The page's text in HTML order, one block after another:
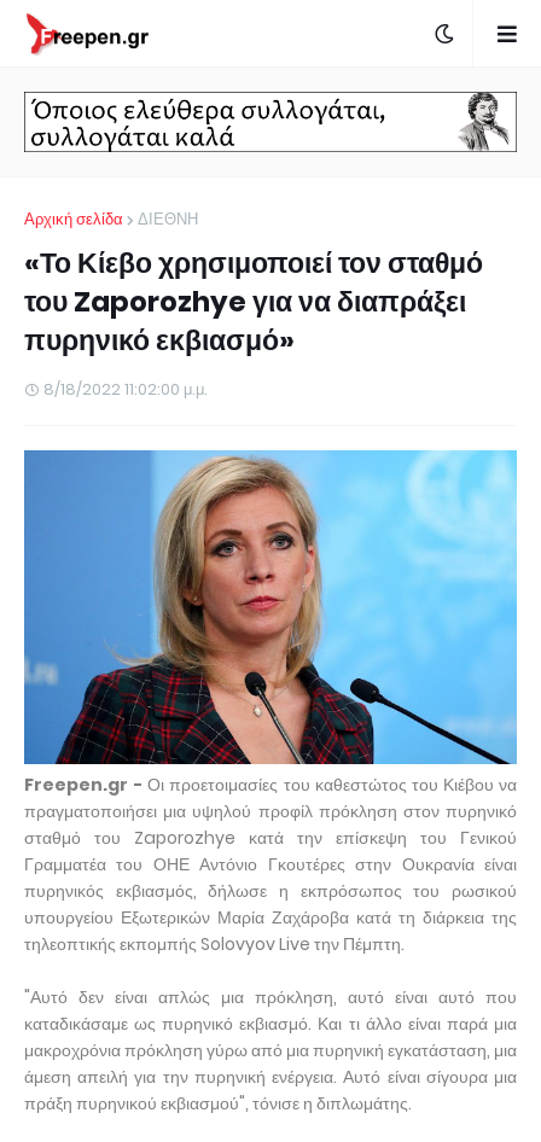
Αρχική σελίδα ΔΙΕΘΝΗ
«Το Κίεβο χρησιμοποιεί τον σταθμό
του Zaporozhye για να διαπράξει
πυρηνικό εκβιασμό»
8/18/2022 11:02:00 μ.μ.
Freepen.gr -Οι προετοιμασίες του καθεστώτος του Κιέβου να
πραγματοποιήσει μια υψηλού προφίλ πρόκληση στον πυρηνικό
σταθμό του Zaporozhye κατά την επίσκεψη του Γενικού
Γραμματέα του ΟΗΕ Αντόνιο Γκουτέρες στην Ουκρανία είναι
πυρηνικός εκβιασμός, δήλωσε η εκπρόσωπος του ρωσικού
υπουργείου Εξωτερικών Μαρία Ζαχάροβα κατά τη διάρκεια της
τηλεοπτικής εκπομπής Solovyov Live την Πέμπτη.
"Αυτό δεν είναι απλώς μια πρόκληση, αυτό είναι αυτό που
καταδικάσαμε ως πυρηνικό εκβιασμό. Και τι άλλο είναι παρά μια
μακροχρόνια πρόκληση γύρω από μια πυρηνική εγκατάσταση, μια
άμεση απειλή για την πυρηνική ενέργεια. Αυτό είναι σίγουρα μια
πράξη πυρηνικού εκβιασμού", τόνισε η διπλωμάτης.